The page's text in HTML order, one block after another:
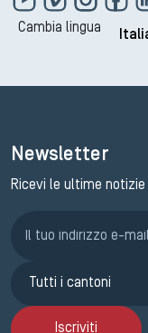
Cambia lingua
Newsletter
Ricevi le ultime
Iscriviti